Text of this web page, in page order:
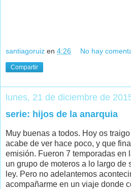
santiagoruiz en 4:26 No hay
Compartir
lunes, 21 de diciembre de
serie: hijos de la anarquia
Muy buenas a todos. Hoy os
acabe de ver hace poco, y que
emisión. Fueron 7 temporadas en
un grupo de moteros a lo largo de
ley. Pero no adelantemos
acompañarme en un viaje donde